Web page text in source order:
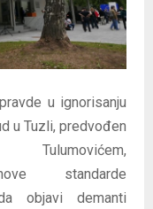
u ignorisanju
u Tuzli, predvođen
Tulumovićem,
standarde
objavi demanti